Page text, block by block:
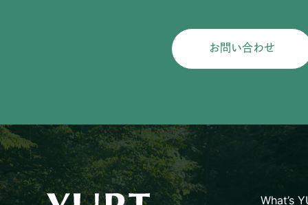
お問い合わせ
What’s